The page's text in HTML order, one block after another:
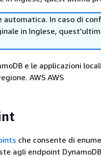
automatica. In caso di
in Inglese,
e le applicazioni
AWS AWS
che consente di
agli endpoint